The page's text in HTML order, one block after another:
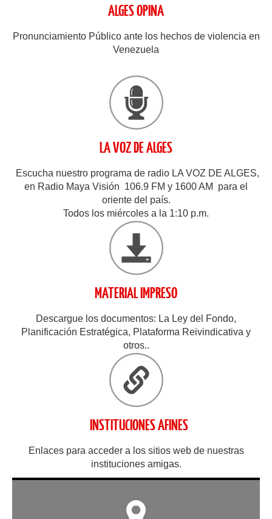
ALGES OPINA
Pronunciamiento Público ante los hechos de violencia en
Venezuela
LA VOZ DE ALGES
Escucha nuestro programa de radio LA VOZ DE ALGES,
en Radio Maya Visión 106.9 FM y 1600 AM para el
oriente del país.
Todos los miércoles a la 1:10 p.m.
MATERIAL IMPRESO
Descargue los documentos: La Ley del Fondo,
Planificación Estratégica, Plataforma Reivindicativa y
otros..
INSTITUCIONES AFINES
Enlaces para acceder a los sitios web de nuestras
instituciones amigas.